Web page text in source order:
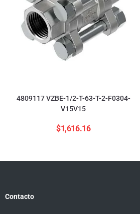
4809117 VZBE-1/2-T-63-T-2-F0304-
V15V15
$1,616.16
Contacto